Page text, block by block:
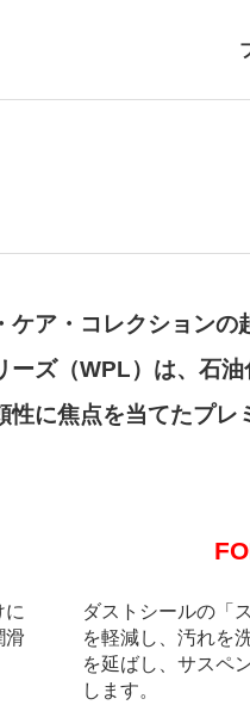
ア・コレクション
ズ（WPL）は、石
に焦点を当てたプ
に
滑
ダストシールの「
を軽減し、汚れを
を延ばし、サスペ
します。